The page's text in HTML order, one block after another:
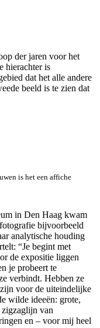
der jaren voor het
hierachter is
dat het alle andere
beeld is te zien dat
is het een affiche
in Den Haag kwam
bijvoorbeeld
analytische houding
“Je begint met
de expositie liggen
je probeert te
verbindt. Hebben ze
voor de uiteindelijke
wilde ideeën: grote,
zigzaglijn van
en – voor mij heel